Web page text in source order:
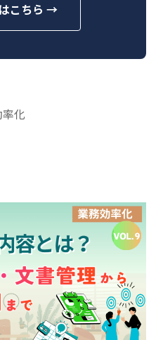
こちら →
化